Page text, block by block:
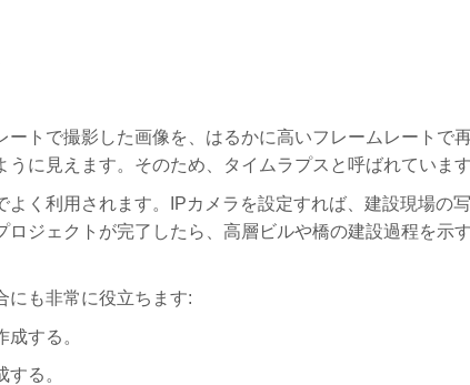
トで撮影した画像を、はるかに高いフレームレートで
に見えます。そのため、タイムラプスと呼ばれています
よく利用されます。IPカメラを設定すれば、建設現場の
ジェクトが完了したら、高層ビルや橋の建設過程を示
にも非常に役立ちます:
する。
る。